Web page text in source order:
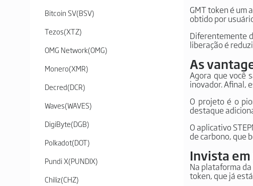
Bitcoin SV(BSV)
Tezos(XTZ)
OMG Network(OMG)
Monero(XMR)
Decred(DCR)
Waves(WAVES)
DigiByte(DGB)
Polkadot(DOT)
Pundi X(PUNDIX)
Chiliz(CHZ)
GMT token é um
obtido por
Diferentemente
liberação é
As
Agora que você
inovador. Afinal,
O projeto é o
destaque
O aplicativo
de carbono, que
Invista em
Na plataforma
token, que já